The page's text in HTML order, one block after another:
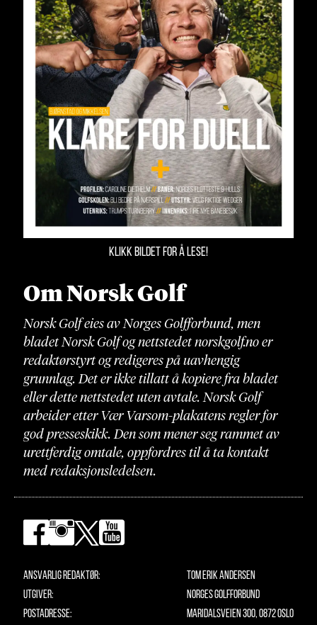
KLIKK BILDET FOR Å LESE!
Om Norsk Golf
Norsk Golf eies av Norges Golfforbund, men
bladet Norsk Golf og nettstedet norskgolf.no er
redaktørstyrt og redigeres på uavhengig
grunnlag. Det er ikke tillatt å kopiere fra bladet
eller dette nettstedet uten avtale. Norsk Golf
arbeider etter Vær Varsom-plakatens regler for
god presseskikk. Den som mener seg rammet av
urettferdig omtale, oppfordres til å ta kontakt
med redaksjonsledelsen.
Ansvarlig redaktør:
Utgiver:
Postadresse:
Tom Erik Andersen
Norges Golfforbund
Maridalsveien 300, 0872 Oslo